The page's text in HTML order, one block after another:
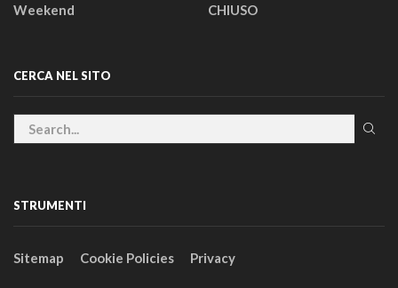
Weekend CHIUSO
CERCA NEL SITO
STRUMENTI
Sitemap Cookie Policies Privacy